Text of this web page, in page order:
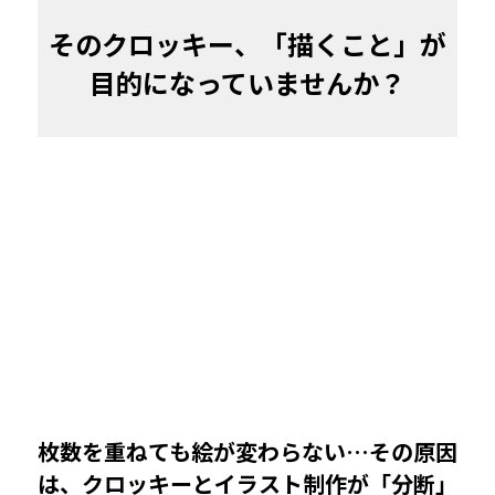
そのクロッキー、「描くこと」が
目的になっていませんか？
枚数を重ねても絵が変わらない…その原因
は、クロッキーとイラスト制作が「分断」